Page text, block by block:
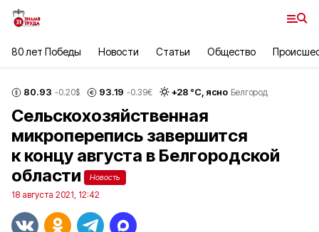
80 лет Победы Новости Статьи Общество
80.93 -0.20$ 93.19 -0.39€ +28 °С, ясно Белгород
Сельскохозяйственная
микроперепись завершится
к концу августа в Белгородской
области
Новость
18 августа 2021, 12:42